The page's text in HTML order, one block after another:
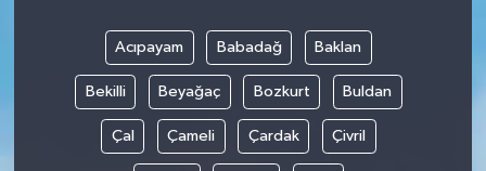
Acıpayam Babadağ Baklan
Bekilli Beyağaç Bozkurt Buldan
Çal Çameli Çardak Çivril